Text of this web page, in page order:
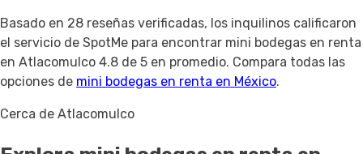
Basado en 28 reseñas verificadas, los inquilinos calificaron
el servicio de SpotMe para encontrar mini bodegas en renta
en Atlacomulco 4.8 de 5 en promedio. Compara todas las
opciones de mini bodegas en renta en México.
Cerca de Atlacomulco